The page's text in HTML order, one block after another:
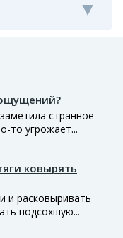
странное
то угрожает...
ковырять
и расковыривать
подсохшую...